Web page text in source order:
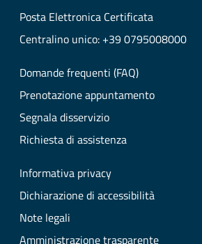
Posta Elettronica Certificata
Centralino unico: +39 0795008000
Domande frequenti (FAQ)
Prenotazione appuntamento
Segnala disservizio
Richiesta di assistenza
Informativa privacy
Dichiarazione di accessibilità
Note legali
Amministrazione trasparente